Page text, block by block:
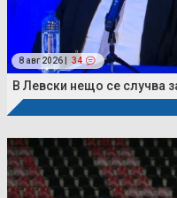
8 авг 2026 | 34
В Левски нещо се случва